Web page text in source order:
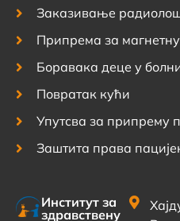
Институт за
здравствену
Заказивање
Припрема за
Боравака деце у
Повратак кући
Упутсва за припрему
Заштита права